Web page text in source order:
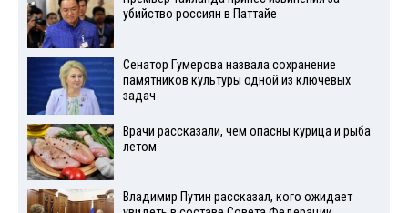
убийство россиян в Паттайе
Сенатор Гумерова назвала сохранение
памятников культуры одной из ключевых
задач
Врачи рассказали, чем опасны курица и рыба
летом
Владимир Путин рассказал, кого ожидает